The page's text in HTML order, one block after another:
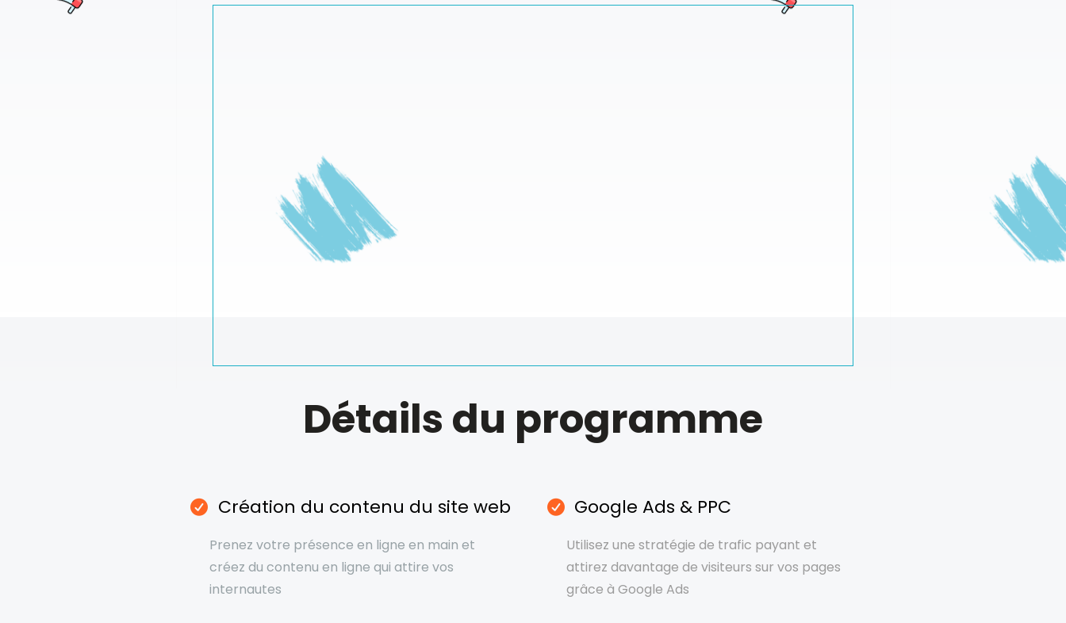
Détails du programme
Création du contenu du site web
Prenez votre présence en ligne en main et
créez du contenu en ligne qui attire vos
internautes
Google Ads & PPC
Utilisez une stratégie de trafic payant et
attirez davantage de visiteurs sur vos pages
grâce à Google Ads